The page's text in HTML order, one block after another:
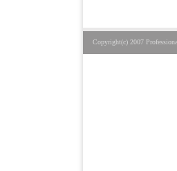
Copyright(c) 2007